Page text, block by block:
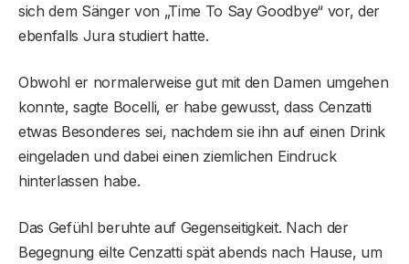
sich dem Sänger von „Time To Say Goodbye“ vor, der
ebenfalls Jura studiert hatte.
Obwohl er normalerweise gut mit den Damen umgehen
konnte, sagte Bocelli, er habe gewusst, dass Cenzatti
etwas Besonderes sei, nachdem sie ihn auf einen Drink
eingeladen und dabei einen ziemlichen Eindruck
hinterlassen habe.
Das Gefühl beruhte auf Gegenseitigkeit. Nach der
Begegnung eilte Cenzatti spät abends nach Hause, um